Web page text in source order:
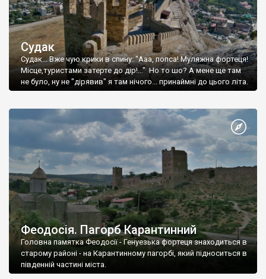
Судак
Судак... Вже чую крики в спину: "Ааа, попса! Муляжна фортеця!
Місце,туристами затерте до дір!..." Но то шо? А мене ще там
не було, ну не "дірявив" я там нічого... принаймні до цього літа.
Феодосія. Пагорб Карантинний
Головна памятка Феодосії - Генуезька фортеця знаходиться в
старому районі - на Карантинному пагорбі, який підноситься в
південній частині міста.